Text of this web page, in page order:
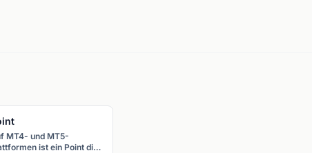
MT4- und MT5-
ist ein Point die